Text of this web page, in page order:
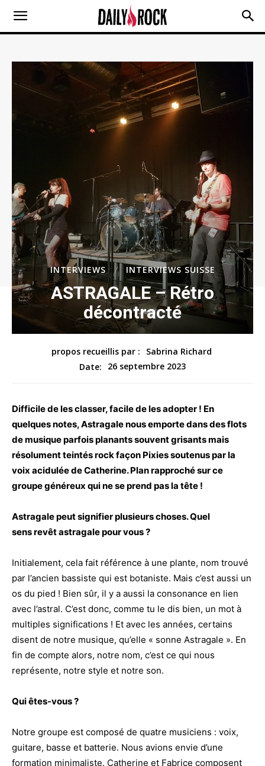
INTERVIEWS INTERVIEWS SUISSE
ASTRAGALE – Rétro
décontracté
propos recueillis par :
Sabrina Richard
Date:
26 septembre 2023
Difficile de les classer, facile de les adopter ! En
quelques notes, Astragale nous emporte dans des flots
de musique parfois planants souvent grisants mais
résolument teintés rock façon Pixies soutenus par la
voix acidulée de Catherine. Plan rapproché sur ce
groupe généreux qui ne se prend pas la tête !
Astragale peut signifier plusieurs choses. Quel
sens revêt astragale pour vous ?
Initialement, cela fait référence à une plante, nom trouvé
par l’ancien bassiste qui est botaniste. Mais c’est aussi un
os du pied ! Bien sûr, il y a aussi la consonance en lien
avec l’astral. C’est donc, comme tu le dis bien, un mot à
multiples significations ! Et avec les années, certains
disent de notre musique, qu’elle « sonne Astragale ». En
fin de compte alors, notre nom, c’est ce qui nous
représente, notre style et notre son.
Qui êtes-vous ?
Notre groupe est composé de quatre musiciens : voix,
guitare, basse et batterie. Nous avions envie d’une
formation minimaliste. Catherine et Fabrice composent